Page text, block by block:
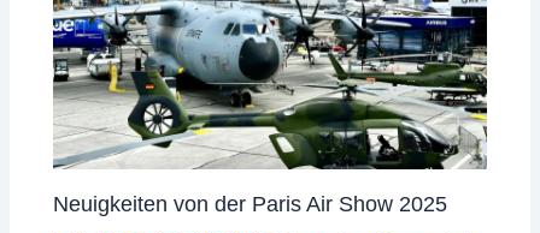
Neuigkeiten von der Paris Air Show 2025